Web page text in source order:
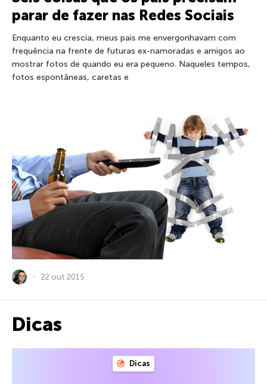
parar de fazer nas Redes Sociais
Enquanto eu crescia, meus pais me envergonhavam com
frequência na frente de futuras ex-namoradas e amigos ao
mostrar fotos de quando eu era pequeno. Naqueles tempos,
fotos espontâneas, caretas e
22 out 2015
Dicas
Dicas